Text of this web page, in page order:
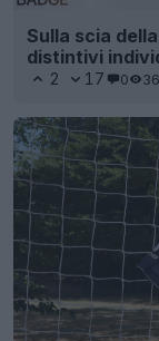
Sulla scia
distintivi
2 17 0